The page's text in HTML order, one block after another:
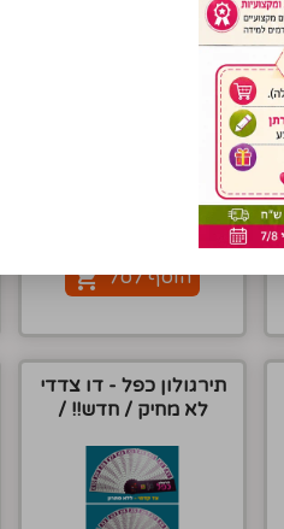
גלויה דו צדדית -
הוסף לסל
תירגולון כפל - דו צדדי
לא מחיק / חדש!! /